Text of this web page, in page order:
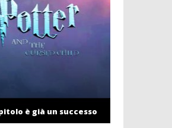
è già un successo